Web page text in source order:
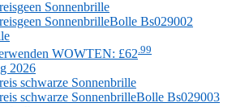
Bolle Bs029002
WOWTEN: £62 .99
2026
Bolle Bs029003